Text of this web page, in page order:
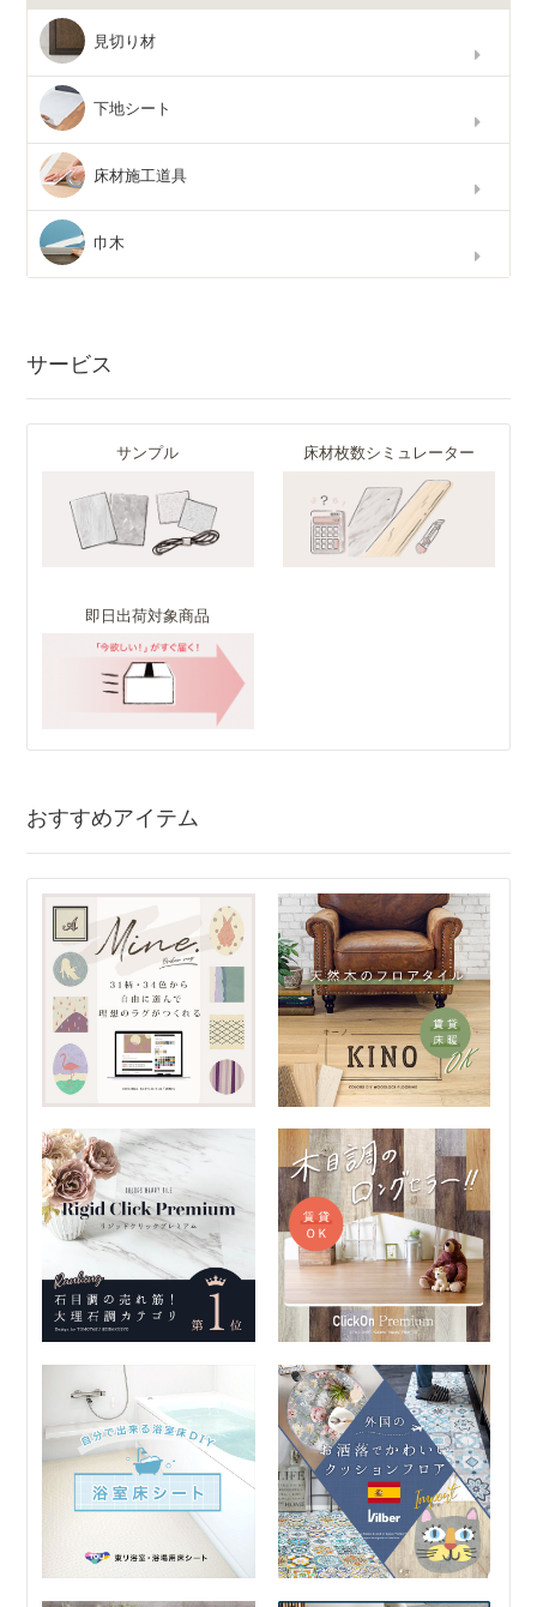
見切り材
下地シート
床材施工道具
巾木
サービス
サンプル 床材枚数シミュレーター
即日出荷対象商品
おすすめアイテム